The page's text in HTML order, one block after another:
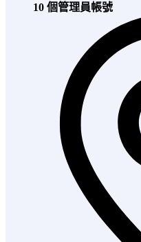
10 個管理員帳號